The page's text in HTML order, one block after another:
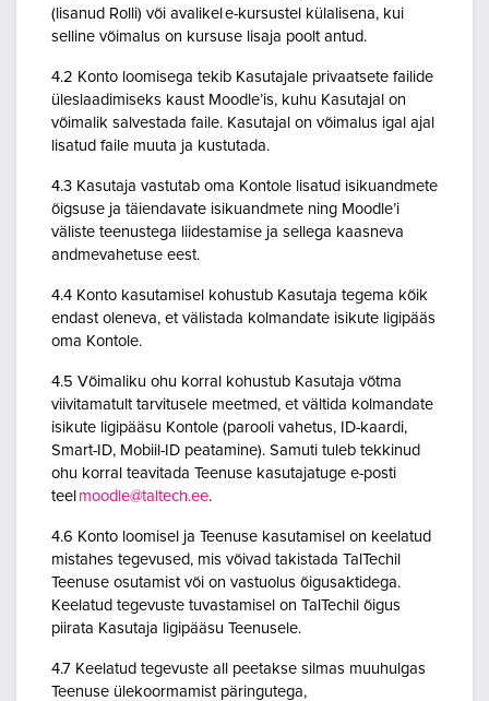
(lisanud Rolli) või avalikel e-kursustel külalisena, kui
selline võimalus on kursuse lisaja poolt antud.
4.2 Konto loomisega tekib Kasutajale privaatsete failide
üleslaadimiseks kaust Moodle’is, kuhu Kasutajal on
võimalik salvestada faile. Kasutajal on võimalus igal ajal
lisatud faile muuta ja kustutada.
4.3 Kasutaja vastutab oma Kontole lisatud isikuandmete
õigsuse ja täiendavate isikuandmete ning Moodle’i
väliste teenustega liidestamise ja sellega kaasneva
andmevahetuse eest.
4.4 Konto kasutamisel kohustub Kasutaja tegema kõik
endast oleneva, et välistada kolmandate isikute ligipääs
oma Kontole.
4.5 Võimaliku ohu korral kohustub Kasutaja võtma
viivitamatult tarvitusele meetmed, et vältida kolmandate
isikute ligipääsu Kontole (parooli vahetus, ID-kaardi,
Smart-ID, Mobiil-ID peatamine). Samuti tuleb tekkinud
ohu korral teavitada Teenuse kasutajatuge e-posti
teel moodle@taltech.ee.
4.6 Konto loomisel ja Teenuse kasutamisel on keelatud
mistahes tegevused, mis võivad takistada TalTechil
Teenuse osutamist või on vastuolus õigusaktidega.
Keelatud tegevuste tuvastamisel on TalTechil õigus
piirata Kasutaja ligipääsu Teenusele.
4.7 Keelatud tegevuste all peetakse silmas muuhulgas
Teenuse ülekoormamist päringutega,